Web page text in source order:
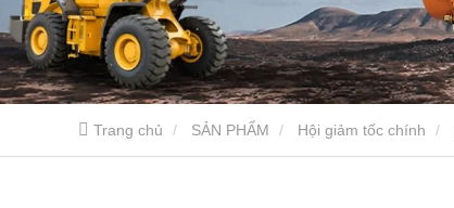
Trang chủ SẢN PHẨM Hội giảm tốc chính